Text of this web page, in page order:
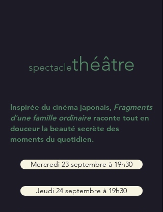
spectaclethéâtre
Inspirée du cinéma japonais, Fragments
d'une famille ordinaire raconte tout en
douceur la beauté secrète des
moments du quotidien.
Mercredi 23 septembre à 19h30
Jeudi 24 septembre à 19h30